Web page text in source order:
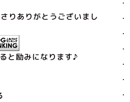
りありがとうございまし
と励みになります♪